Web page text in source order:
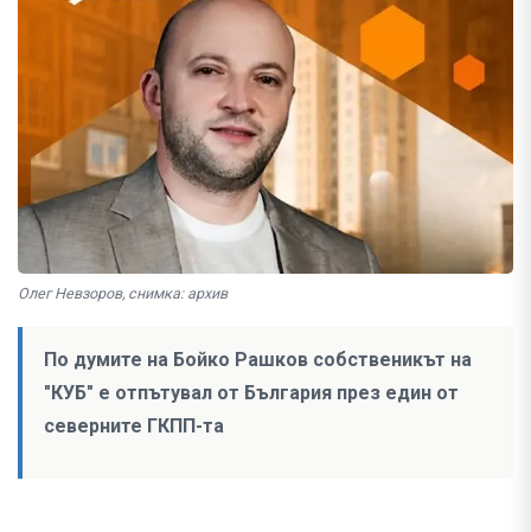
Олег Невзоров, снимка: архив
По думите на Бойко Рашков собственикът на
"КУБ" е отпътувал от България през един от
северните ГКПП-та